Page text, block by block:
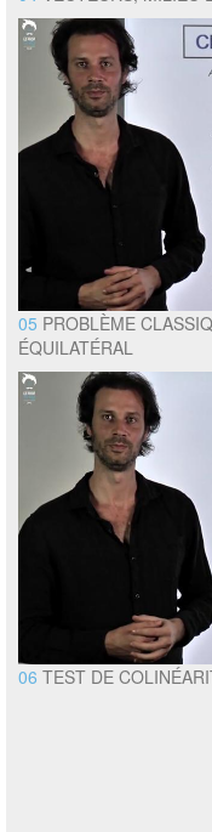
05 PROBLÈME
ÉQUILATÉRAL
06 TEST DE